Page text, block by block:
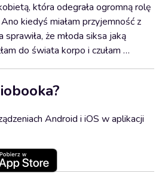
która odegrała ogromną rolę
kiedyś miałam przyjemność z
że młoda siksa jaką
do świata korpo i czułam …
Android i iOS w aplikacji